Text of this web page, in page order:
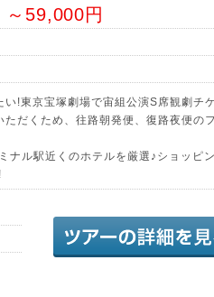
59,000円
い!東京宝塚劇場で宙組公演S席観劇チ
だくため、往路朝発便、復路夜便の
ナル駅近くのホテルを厳選♪ショッピ